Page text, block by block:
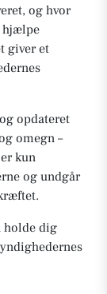
og hvor
hjælpe
giver et
opdateret
omegn –
kun
og undgår
holde dig